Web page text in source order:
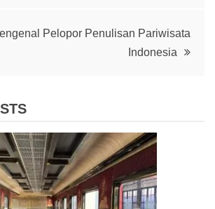
Pelopor Penulisan Pariwisata
Indonesia